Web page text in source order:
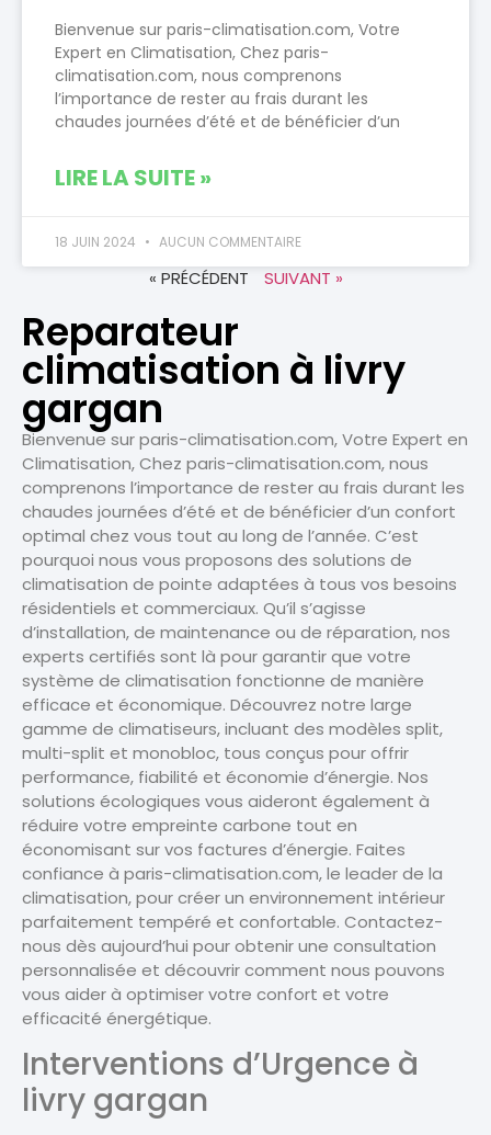
Bienvenue sur paris-climatisation.com, Votre
Expert en Climatisation, Chez paris-
climatisation.com, nous comprenons
l’importance de rester au frais durant les
chaudes journées d’été et de bénéficier d’un
LIRE LA SUITE »
18 JUIN 2024 AUCUN COMMENTAIRE
« PRÉCÉDENT SUIVANT »
Reparateur
climatisation à livry
gargan
Bienvenue sur paris-climatisation.com, Votre Expert en
Climatisation, Chez paris-climatisation.com, nous
comprenons l’importance de rester au frais durant les
chaudes journées d’été et de bénéficier d’un confort
optimal chez vous tout au long de l’année. C’est
pourquoi nous vous proposons des solutions de
climatisation de pointe adaptées à tous vos besoins
résidentiels et commerciaux. Qu’il s’agisse
d’installation, de maintenance ou de réparation, nos
experts certifiés sont là pour garantir que votre
système de climatisation fonctionne de manière
efficace et économique. Découvrez notre large
gamme de climatiseurs, incluant des modèles split,
multi-split et monobloc, tous conçus pour offrir
performance, fiabilité et économie d’énergie. Nos
solutions écologiques vous aideront également à
réduire votre empreinte carbone tout en
économisant sur vos factures d’énergie. Faites
confiance à paris-climatisation.com, le leader de la
climatisation, pour créer un environnement intérieur
parfaitement tempéré et confortable. Contactez-
nous dès aujourd’hui pour obtenir une consultation
personnalisée et découvrir comment nous pouvons
vous aider à optimiser votre confort et votre
efficacité énergétique.
Interventions d’Urgence à
livry gargan